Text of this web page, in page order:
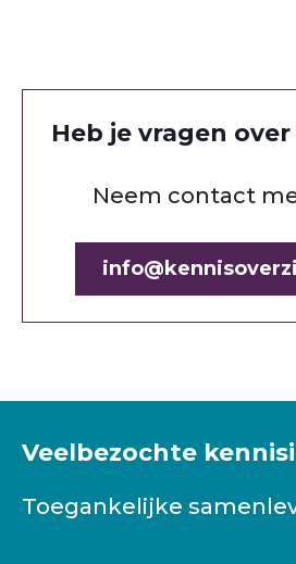
Heb je vragen
Neem contact
Veelbezochte
Toegankelijke